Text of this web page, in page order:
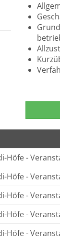
Höfe -
Höfe -
Höfe -
Höfe -
Höfe -